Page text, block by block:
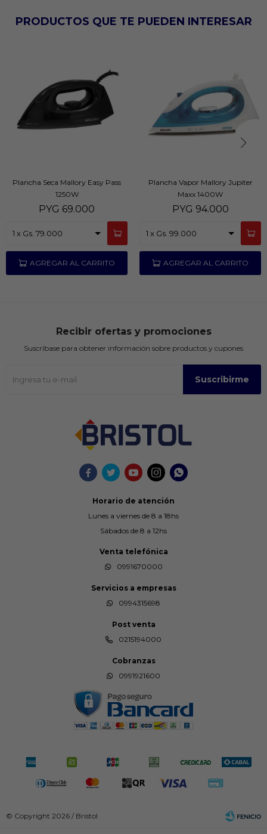
PRODUCTOS QUE TE PUEDEN INTERESAR
Plancha Seca Mallory Easy Pass
1250W
PYG 69.000
Plancha Vapor Mallory Jupiter
Maxx 1400W
PYG 94.000
    
Horario de atención
Lunes a viernes de 8 a 18hs
Sábados de 8 a 12hs
Venta telefónica
0991670000
Servicios a empresas
0994315698
Post venta
0215194000
Cobranzas
0991921600
Recibir ofertas y promociones
Suscríbase para obtener información sobre productos y cupones
Suscribirme
© Copyright 2026 / Bristol